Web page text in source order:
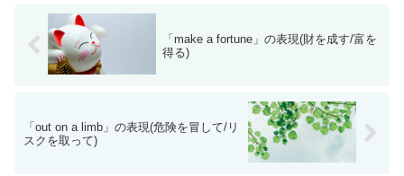
「make a fortune」の表現(財を成す/富を
得る)
「out on a limb」の表現(危険を冒して/リ
スクを取って)